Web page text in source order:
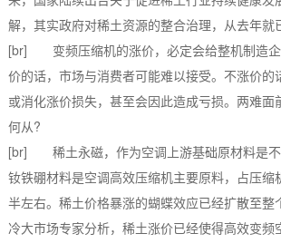
解，其实政府对稀土资源的整合治理，从去年就
[br] 变频压缩机的涨价，必定会给整机制造企
价的话，市场与消费者可能难以接受。不涨价的
或消化涨价损失，甚至会因此造成亏损。两难面
何从?
[br] 稀土永磁，作为空调上游基础原材料是不
钕铁硼材料是空调高效压缩机主要原料，占压缩
半左右。稀土价格暴涨的蝴蝶效应已经扩散至整
冷大市场专家分析，稀土涨价已经使得高效变频